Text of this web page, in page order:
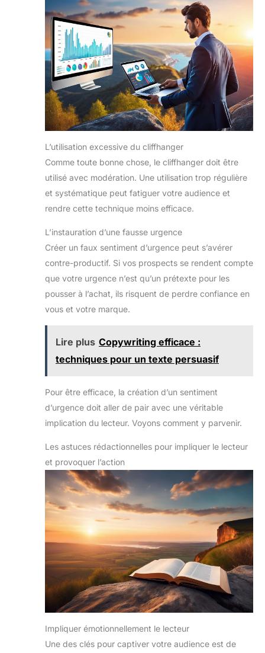
L’utilisation excessive du cliffhanger
Comme toute bonne chose, le cliffhanger doit être
utilisé avec modération. Une utilisation trop régulière
et systématique peut fatiguer votre audience et
rendre cette technique moins efficace.
L’instauration d’une fausse urgence
Créer un faux sentiment d’urgence peut s’avérer
contre-productif. Si vos prospects se rendent compte
que votre urgence n’est qu’un prétexte pour les
pousser à l’achat, ils risquent de perdre confiance en
vous et votre marque.
Lire plus Copywriting efficace :
techniques pour un texte persuasif
Pour être efficace, la création d’un sentiment
d’urgence doit aller de pair avec une véritable
implication du lecteur. Voyons comment y parvenir.
Les astuces rédactionnelles pour impliquer le lecteur
et provoquer l’action
Impliquer émotionnellement le lecteur
Une des clés pour captiver votre audience est de